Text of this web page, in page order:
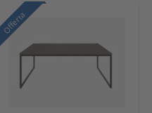
Offerta